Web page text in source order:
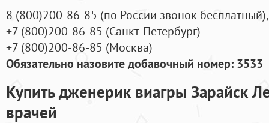
8 (800)200-86-85 (по России звонок бесплатный),
+7 (800)200-86-85 (Санкт-Петербург)
+7 (800)200-86-85 (Москва)
Обязательно назовите добавочный номер: 3533
Купить дженерик виагры Зарайск
врачей